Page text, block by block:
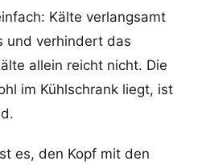
Kälte verlangsamt
und verhindert das
allein reicht nicht. Die
im Kühlschrank liegt, ist
es, den Kopf mit den